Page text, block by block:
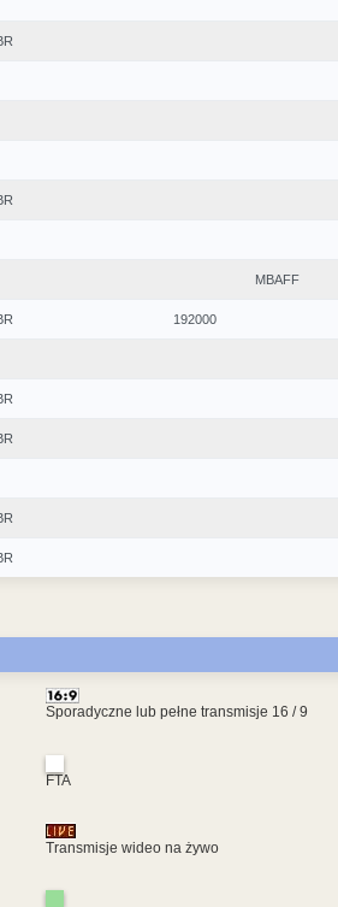
MBAFF
192000
Sporadyczne lub pełne transmisje 16 / 9
FTA
Transmisje wideo na żywo